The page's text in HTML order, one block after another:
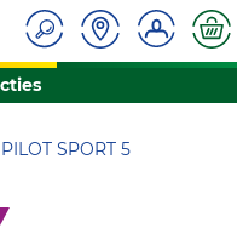
PILOT SPORT 5